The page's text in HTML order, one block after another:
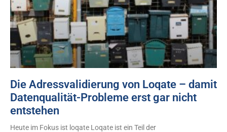
Die Adressvalidierung von Loqate – damit
Datenqualität-Probleme erst gar nicht
entstehen
Heute im Fokus ist loqate Loqate ist ein Teil der